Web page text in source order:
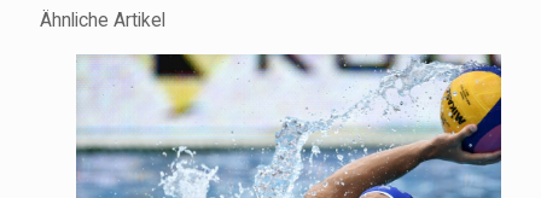
Ähnliche Artikel